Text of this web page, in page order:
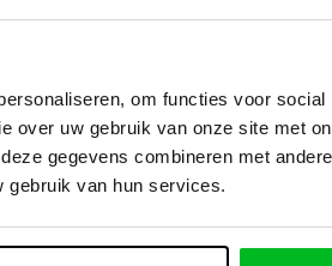
om functies voor
over uw gebruik van onze site met
gegevens combineren met
gebruik van hun services.